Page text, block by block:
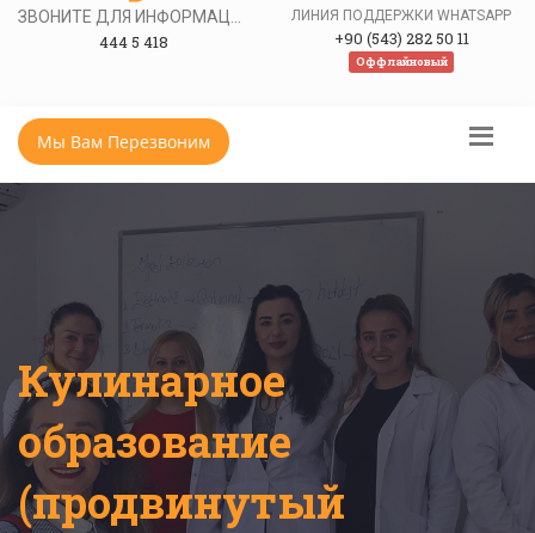
444 5 418
ЛИНИЯ ПОДДЕРЖКИ WHATSAPP
+90 (543) 282 50 11
Оффлайновый
Мы Вам Перезвоним
Кулинарное
образование
(продвинутый